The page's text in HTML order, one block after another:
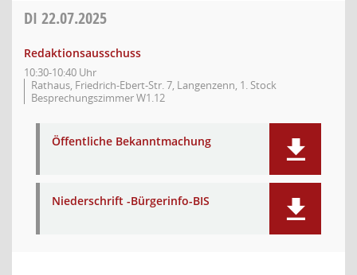
DI 22.07.2025
Redaktionsausschuss
10:30-10:40 Uhr
Rathaus, Friedrich-Ebert-Str. 7, Langenzenn, 1. Stock
Besprechungszimmer W1.12
Öffentliche Bekanntmachung
Niederschrift -Bürgerinfo-BIS